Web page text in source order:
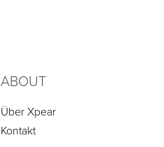
ABOUT
Über Xpear
Kontakt